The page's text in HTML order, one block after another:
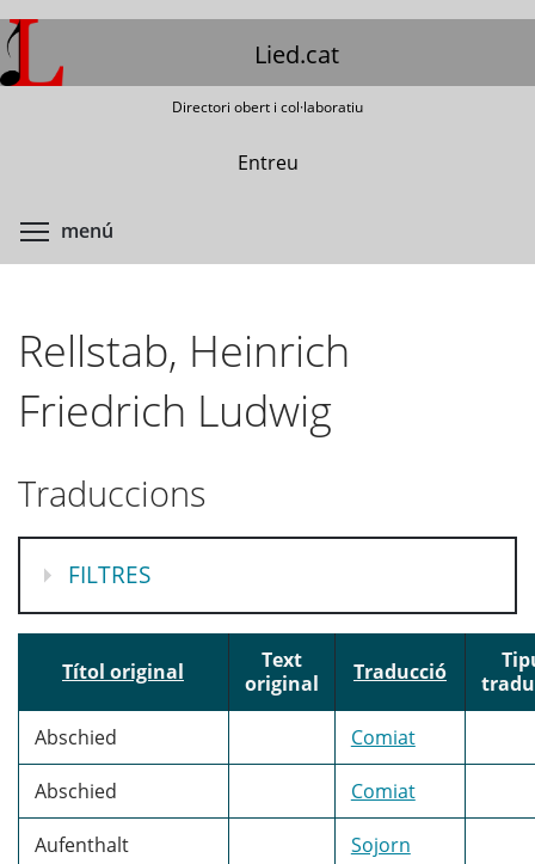
Vés
al
contingut
Lied.cat
Directori obert i col·laboratiu
Entreu
menú
Rellstab, Heinrich
Friedrich Ludwig
Traduccions
MOSTRA
FILTRES
Títol original
Text
original
Traducció
Abschied Comiat
Abschied Comiat
Aufenthalt Sojorn